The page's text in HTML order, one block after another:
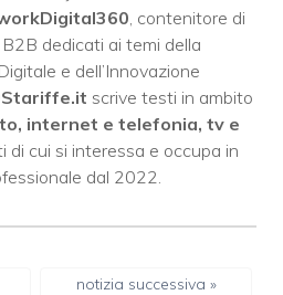
, contenitore di
dedicati ai temi della
e dell’Innovazione
scrive testi in ambito
internet e telefonia, tv e
di cui si interessa e occupa in
dal 2022.
notizia successiva »